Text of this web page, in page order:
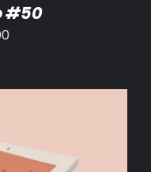
#50